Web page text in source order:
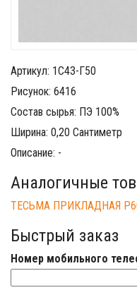
Артикул: 1С43-Г50
Рисунок: 6416
Состав сырья: ПЭ 100%
Ширина: 0,20 Сантиметр
Описание: -
Аналогичные
ТЕСЬМА ПРИКЛАДНАЯ
Быстрый заказ
Номер мобильного